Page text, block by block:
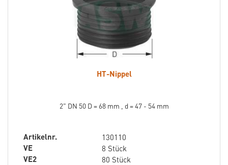
HT-Nippel
2" DN 50 D = 68 mm , d = 47 - 54 mm
Artikelnr.
130110
VE
8 Stück
VE2
80 Stück